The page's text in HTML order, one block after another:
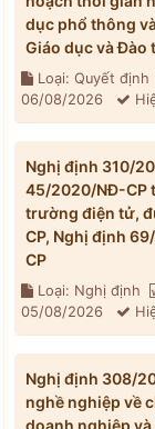
dục phổ thông
Giáo dục và Đào
Loại: Quyết định
06/08/2026
Nghị định 310/
45/2020/NĐ-CP
trường điện tử,
CP, Nghị định
CP
Loại: Nghị định
05/08/2026
Nghị định 308/
nghề nghiệp về
doanh nghiệp